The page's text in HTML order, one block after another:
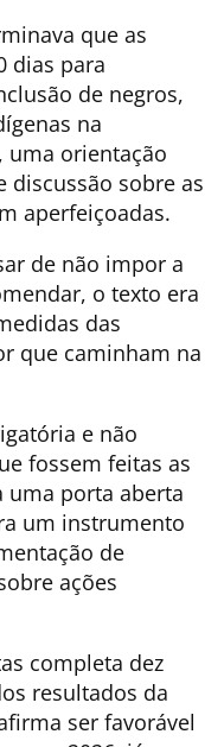
que as
dias para
de negros,
na
uma orientação
discussão sobre as
aperfeiçoadas.
de não impor a
o texto era
das
que caminham na
e não
fossem feitas as
uma porta aberta
um instrumento
de
ações
completa dez
resultados da
ser favorável